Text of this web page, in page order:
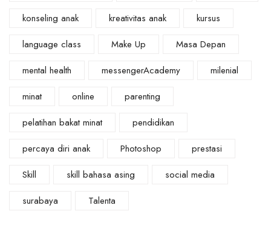
konseling anak
kreativitas anak
kursus
language class
Make Up
Masa Depan
mental health
messengerAcademy
milenial
minat
online
parenting
pelatihan bakat minat
pendidikan
percaya diri anak
Photoshop
prestasi
Skill
skill bahasa asing
social media
surabaya
Talenta